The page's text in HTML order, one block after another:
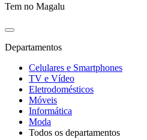
Tem no Magalu
Departamentos
Celulares e Smartphones
TV e Vídeo
Eletrodomésticos
Móveis
Informática
Moda
Todos os departamentos